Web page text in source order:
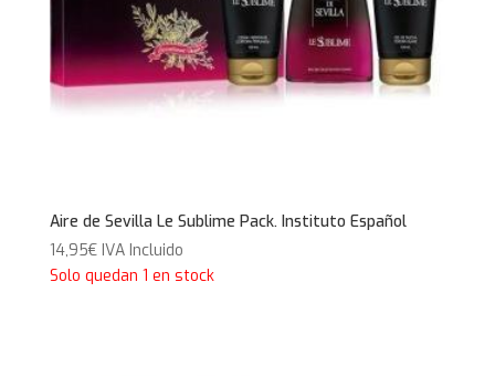
Aire de Sevilla Le Sublime Pack. Instituto Español
14,95€ IVA Incluido
Solo quedan 1 en stock